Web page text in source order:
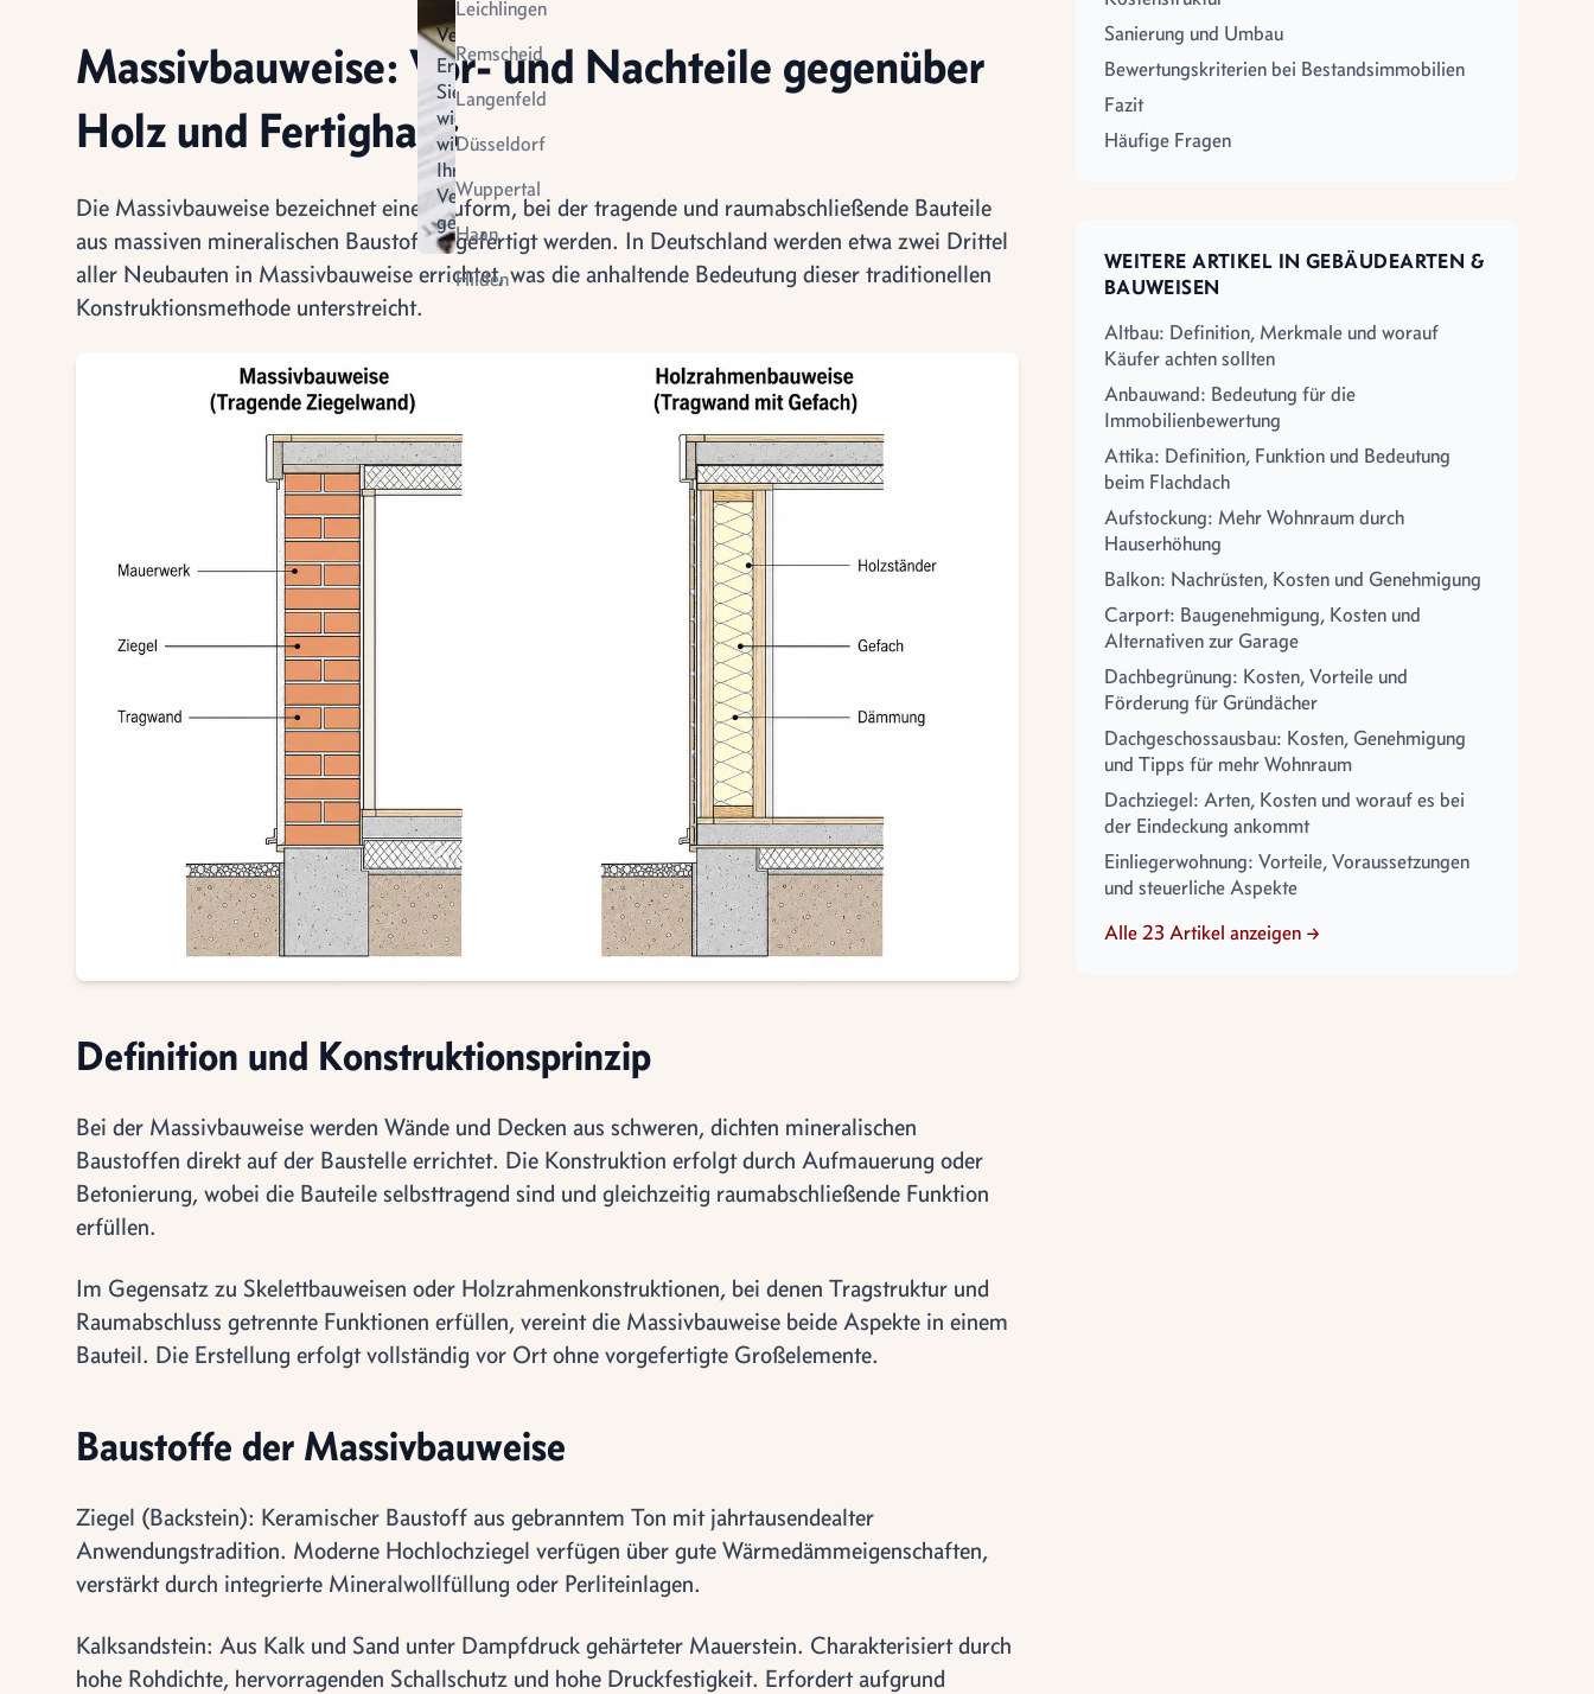
Verkauf
Erfahren
Sie
wie
wir
Ihren
Verkauf
gestalten
Vermietung
Virtuelle
Besichtigung
Leichlingen
Remscheid
Langenfeld
Düsseldorf
Wuppertal
Haan
Hilden
Massivbauweise: Vor- und Nachteile gegenüber
Holz und Fertighaus
Die Massivbauweise bezeichnet eine Bauform, bei der tragende und raumabschließende Bauteile
aus massiven mineralischen Baustoffen gefertigt werden. In Deutschland werden etwa zwei Drittel
aller Neubauten in Massivbauweise errichtet, was die anhaltende Bedeutung dieser traditionellen
Konstruktionsmethode unterstreicht.
Definition und Konstruktionsprinzip
Bei der Massivbauweise werden Wände und Decken aus schweren, dichten mineralischen
Baustoffen direkt auf der Baustelle errichtet. Die Konstruktion erfolgt durch Aufmauerung oder
Betonierung, wobei die Bauteile selbsttragend sind und gleichzeitig raumabschließende Funktion
erfüllen.
Im Gegensatz zu Skelettbauweisen oder Holzrahmenkonstruktionen, bei denen Tragstruktur und
Raumabschluss getrennte Funktionen erfüllen, vereint die Massivbauweise beide Aspekte in einem
Bauteil. Die Erstellung erfolgt vollständig vor Ort ohne vorgefertigte Großelemente.
Baustoffe der Massivbauweise
Ziegel (Backstein): Keramischer Baustoff aus gebranntem Ton mit jahrtausendealter
Anwendungstradition. Moderne Hochlochziegel verfügen über gute Wärmedämmeigenschaften,
verstärkt durch integrierte Mineralwollfüllung oder Perliteinlagen.
Kalksandstein: Aus Kalk und Sand unter Dampfdruck gehärteter Mauerstein. Charakterisiert durch
hohe Rohdichte, hervorragenden Schallschutz und hohe Druckfestigkeit. Erfordert aufgrund
Sanierung und Umbau
Bewertungskriterien bei Bestandsimmobilien
Fazit
Häufige Fragen
WEITERE ARTIKEL IN GEBÄUDEARTEN &
BAUWEISEN
Altbau: Definition, Merkmale und worauf
Käufer achten sollten
Anbauwand: Bedeutung für die
Immobilienbewertung
Attika: Definition, Funktion und Bedeutung
beim Flachdach
Aufstockung: Mehr Wohnraum durch
Hauserhöhung
Balkon: Nachrüsten, Kosten und Genehmigung
Carport: Baugenehmigung, Kosten und
Alternativen zur Garage
Dachbegrünung: Kosten, Vorteile und
Förderung für Gründächer
Dachgeschossausbau: Kosten, Genehmigung
und Tipps für mehr Wohnraum
Dachziegel: Arten, Kosten und worauf es bei
der Eindeckung ankommt
Einliegerwohnung: Vorteile, Voraussetzungen
und steuerliche Aspekte
Alle 23 Artikel anzeigen →